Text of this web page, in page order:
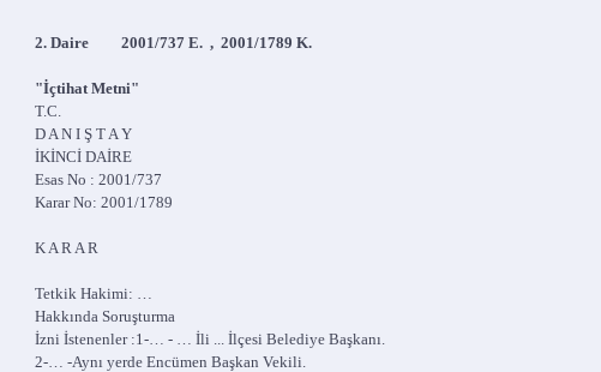
2. Daire 2001/737 E. , 2001/1789 K.
"İçtihat Metni"
T.C.
D A N I Ş T A Y
İKİNCİ DAİRE
Esas No : 2001/737
Karar No: 2001/1789
K A R A R
Tetkik Hakimi: …
Hakkında Soruşturma
İzni İstenenler :1-… - … İli ... İlçesi Belediye Başkanı.
2-… -Aynı yerde Encümen Başkan Vekili.